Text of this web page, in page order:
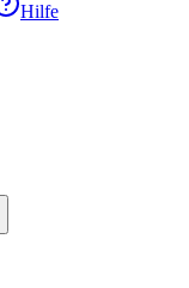
Hilfe